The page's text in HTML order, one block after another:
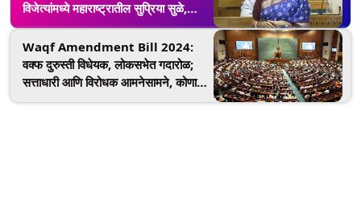
विजेत्यांमध्ये महाराष्ट्रातील सुप्रिया सुळे,
अरविंद सावंत, वर्षा गायकवाडसह 7
खासदारांचा समावेश
Waqf Amendment Bill 2024:
वक्फ दुरुस्ती विधेयक, लोकसभेत गदारोळ;
सत्ताधारी आणि विरोधक आमनेसामने, कोणाची